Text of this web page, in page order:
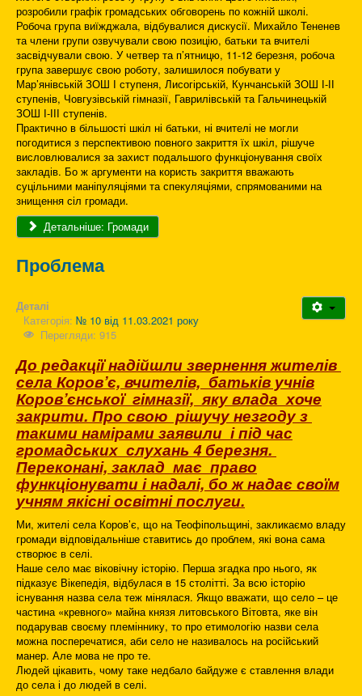
розробили графік громадських обговорень по кожній школі.
Робоча група виїжджала, відбувалися дискусії. Михайло Тененев
та члени групи озвучували свою позицію, батьки та вчителі
засвідчували свою. У четвер та п’ятницю, 11-12 березня, робоча
група завершує свою роботу, залишилося побувати у
Мар’янівській ЗОШ І ступеня, Лисогірській, Кунчанській ЗОШ І-ІІ
ступенів, Човгузівській гімназії, Гаврилівській та Гальчинецькій
ЗОШ І-ІІІ ступенів.
Практично в більшості шкіл ні батьки, ні вчителі не могли
погодитися з перспективою повного закриття їх шкіл, рішуче
висловлювалися за захист подальшого функціонування своїх
закладів. Бо ж аргументи на користь закриття вважають
суцільними маніпуляціями та спекуляціями, спрямованими на
знищення сіл громади.
Детальніше: Громади
Проблема
Деталі
Категорія: № 10 від 11.03.2021 року
Перегляди: 915
До редакції надійшли звернення жителів
села Коров’є, вчителів, батьків учнів
Коров’єнської гімназії, яку влада хоче
закрити. Про свою рішучу незгоду з
такими намірами заявили і під час
громадських слухань 4 березня.
Переконані, заклад має право
функціонуватиі надалі, бо ж надає своїм
учням якісні освітні послуги.
Ми, жителі села Коров’є, що на Теофіпольщині, закликаємо владу
громади відповідальніше ставитись до проблем, які вона сама
створює в селі.
Наше село має віковічну історію. Перша згадка про нього, як
підказує Вікепедія, відбулася в 15 столітті. За всю історію
існування назва села теж мінялася. Якщо вважати, що село – це
частина «кревного» майна князя литовського Вітовта, яке він
подарував своєму племіннику, то про етимологію назви села
можна посперечатися, аби село не називалось на російський
манер. Але мова не про те.
Людей цікавить, чому таке недбало байдуже є ставлення влади
до села і до людей в селі.